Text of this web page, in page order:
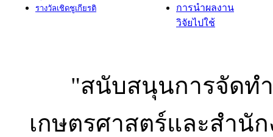
รางวัลเชิดชูเกียรติ
การนำผลงาน
วิจัยไปใช้
"สนับสนุนการจัดท
เกษตรศาสตร์และสำนั